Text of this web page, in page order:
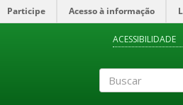
Participe Acesso à informação
ACESSIBILIDADE